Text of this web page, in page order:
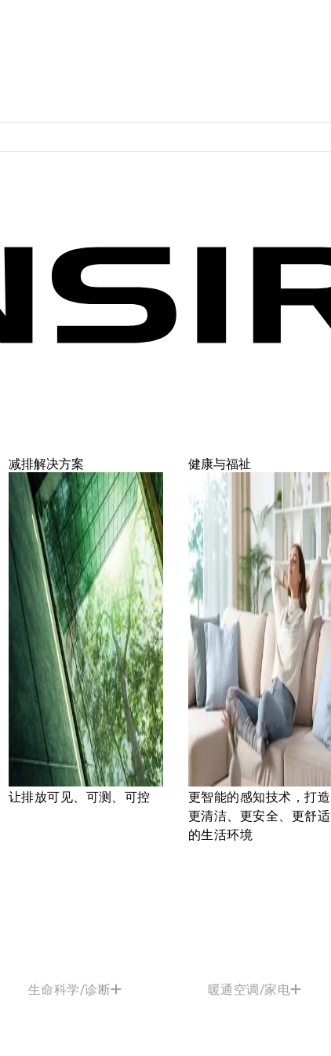
减排解决方案
让排放可见、可测、可控
健康与福祉
更智能的感知技术，打造
更清洁、更安全、更舒适
的生活环境
生命科学/诊断 暖通空调/家电